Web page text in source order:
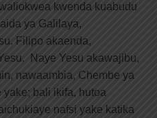
kwenda kuabudu
ya Galilaya,
Filipo akaenda,
Naye Yesu akawajibu,
nawaambia, Chembe ya
bali ikifa, hutoa
nafsi yake katika